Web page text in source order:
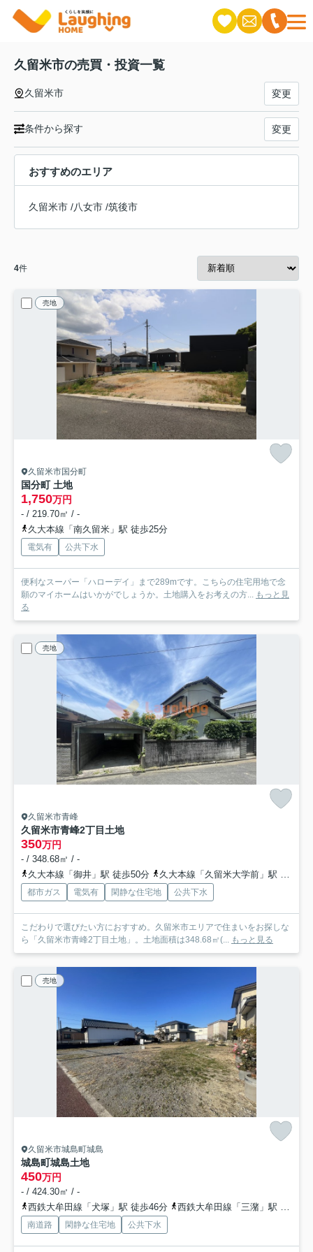
久留米市の売買・投資一覧
久留米市 変更
条件から探す 変更
おすすめのエリア
久留米市 /八女市 /筑後市
4件
売地
久留米市国分町
国分町 土地
1,750万円
- / 219.70㎡ / -
久大本線「南久留米」駅 徒歩25分
電気有 公共下水
便利なスーパー「ハローデイ」まで289mです。こちらの住宅用地で念
願のマイホームはいかがでしょうか。土地購入をお考えの方...
もっと見
る
売地
久留米市青峰
久留米市青峰2丁目土地
350万円
- / 348.68㎡ / -
久大本線「御井」駅 徒歩50分
久大本線「久留米大学前」駅 徒歩58分
都市ガス 電気有 閑静な住宅地 公共下水
こだわりで選びたい方におすすめ。久留米市エリアで住まいをお探しな
ら「久留米市青峰2丁目土地」。土地面積は348.68㎡(...
もっと見る
売地
久留米市城島町城島
城島町城島土地
450万円
- / 424.30㎡ / -
西鉄大牟田線「犬塚」駅 徒歩46分
西鉄大牟田線「三潴」駅 徒歩54分
南道路 閑静な住宅地 公共下水